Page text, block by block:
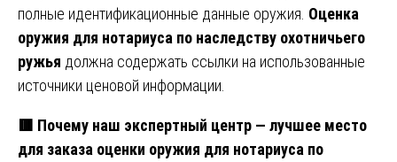
полные идентификационные данные оружия. Оценка
оружия для нотариуса по наследству охотничьего
ружья должна содержать ссылки на использованные
источники ценовой информации.
🟥 Почему наш экспертный центр — лучшее место
для заказа оценки оружия для нотариуса по